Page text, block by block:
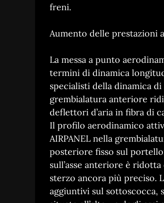
freni.
Aumento delle prestazioni
La messa a punto
termini di dinamica
specialisti della dinamica
grembialatura anteriore
deflettori d’aria in fibra di
Il profilo aerodinamico
AIRPANEL nella
posteriore fisso sul
sull’asse anteriore è
sterzo ancora più preciso.
aggiuntivi sul sottoscocca,